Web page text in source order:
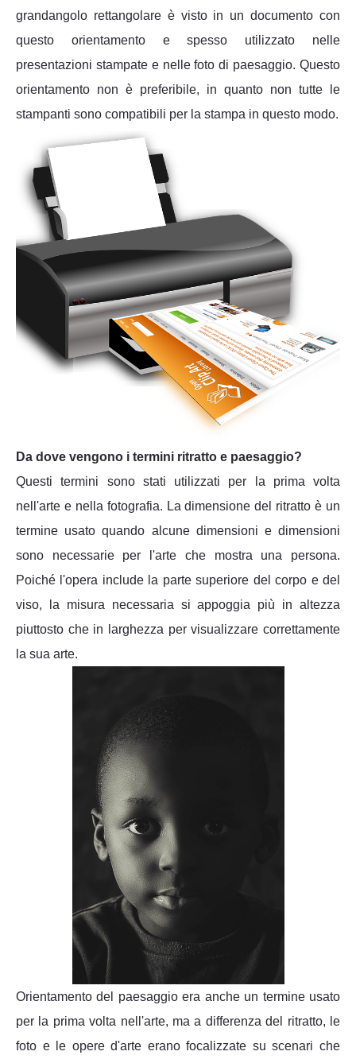
grandangolo rettangolare è visto in un documento con
questo orientamento e spesso utilizzato nelle
presentazioni stampate e nelle foto di paesaggio. Questo
orientamento non è preferibile, in quanto non tutte le
stampanti sono compatibili per la stampa in questo modo.
Da dove vengono i termini ritratto e paesaggio?
Questi termini sono stati utilizzati per la prima volta
nell'arte e nella fotografia. La dimensione del ritratto è un
termine usato quando alcune dimensioni e dimensioni
sono necessarie per l'arte che mostra una persona.
Poiché l'opera include la parte superiore del corpo e del
viso, la misura necessaria si appoggia più in altezza
piuttosto che in larghezza per visualizzare correttamente
la sua arte.
Orientamento del paesaggio era anche un termine usato
per la prima volta nell'arte, ma a differenza del ritratto, le
foto e le opere d'arte erano focalizzate su scenari che